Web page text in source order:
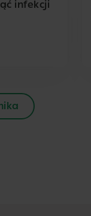
infekcji